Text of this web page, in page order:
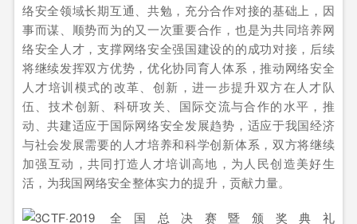
络安全领域长期互通、共勉，充分合作对接的基础上，因
事而谋、顺势而为的又一次重要合作，也是为共同培养网
络安全人才，支撑网络安全强国建设的的成功对接，后续
将继续发挥双方优势，优化协同育人体系，推动网络安全
人才培训模式的改革、创新，进一步提升双方在人才队
伍、技术创新、科研攻关、国际交流与合作的水平，推
动、共建适应于国际网络安全发展趋势，适应于我国经济
与社会发展需要的人才培养和科学创新体系，双方将继续
加强互动，共同打造人才培训高地，为人民创造美好生
活，为我国网络安全整体实力的提升，贡献力量。